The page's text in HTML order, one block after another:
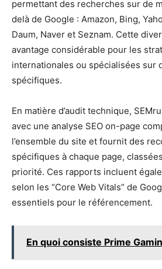
permettant des recherches sur de
delà de Google : Amazon, Bing,
Daum, Naver et Seznam. Cette
avantage considérable pour les
internationales ou spécialisées sur
spécifiques.
En matière d’audit technique,
avec une analyse SEO on-page
l’ensemble du site et fournit des
spécifiques à chaque page,
priorité. Ces rapports incluent
selon les “Core Web Vitals” de
essentiels pour le référencement.
En quoi consiste Prime